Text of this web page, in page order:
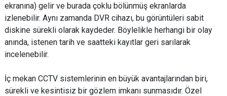
ekranına) gelir ve burada çoklu bölünmüş ekranlarda
izlenebilir. Aynı zamanda DVR cihazı, bu görüntüleri sabit
diskine sürekli olarak kaydeder. Böylelikle herhangi bir olay
anında, istenen tarih ve saatteki kayıtlar geri sarılarak
incelenebilir.
İç mekan CCTV sistemlerinin en büyük avantajlarından biri,
sürekli ve kesintisiz bir gözlem imkanı sunmasıdır. Özel